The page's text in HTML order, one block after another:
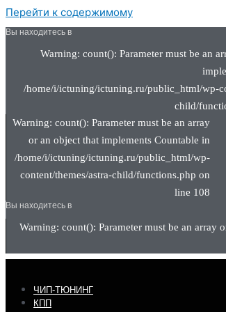
Перейти к содержимому
Вы находитесь в
Warning: count(): Parameter must be an
/home/i/ictuning/ictuning.ru/public_html/wp-
child/
Warning: count(): Parameter must be an array
or an object that implements Countable in
/home/i/ictuning/ictuning.ru/public_html/wp-
content/themes/astra-child/functions.php on
line 108
Вы находитесь в
Warning: count(): Parameter must be an
ЧИП-ТЮНИНГ
КПП